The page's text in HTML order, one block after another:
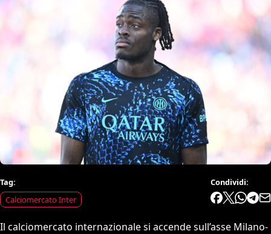
Tag:
Calciomercato Inter
Condividi:
Il calciomercato internazionale si accende sull’asse Milano-